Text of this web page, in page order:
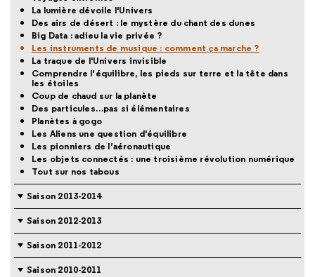
La lumière dévoile l'Univers
Des airs de désert : le mystère du chant des dunes
Big Data : adieu la vie privée ?
Les instruments de musique : comment ça marche ?
La traque de l'Univers invisible
Comprendre l’équilibre, les pieds sur terre et la tête dans
les étoiles
Coup de chaud sur la planète
Des particules…pas si élémentaires
Planètes à gogo
Les Aliens une question d'équilibre
Les pionniers de l’aéronautique
Les objets connectés : une troisième révolution numérique
Tout sur nos tabous
Saison 2013-2014
Saison 2012-2013
Saison 2011-2012
Saison 2010-2011